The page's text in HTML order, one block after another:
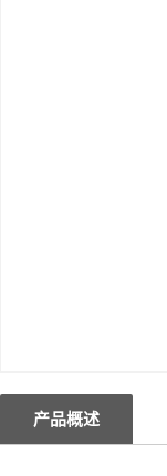
产品概述